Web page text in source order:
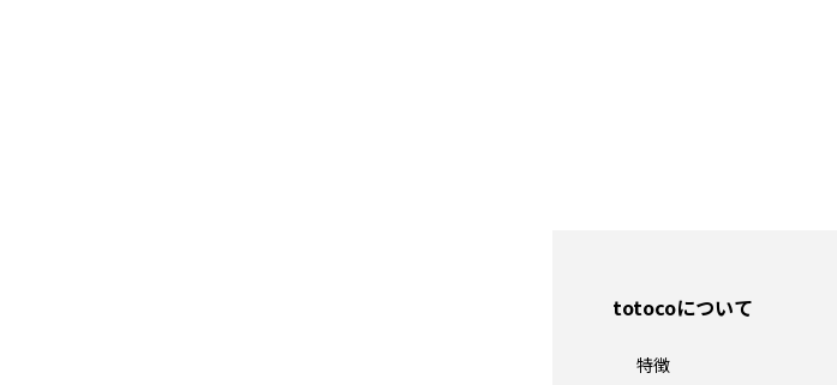
totocoについて
特徴